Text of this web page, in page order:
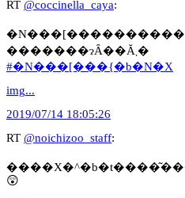
RT @coccinella_caya:
�������ɂȂ��Ă܂�
#�N���[���{�b�N�X
img...
2019/07/14 18:05:26
RT @noichizoo_staff:
😲